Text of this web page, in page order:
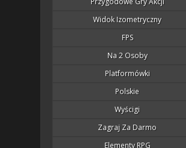
Widok Izometryczny
FPS
Na 2 Osoby
Platformówki
Polskie
Wyścigi
Zagraj Za Darmo
Elementy RPG